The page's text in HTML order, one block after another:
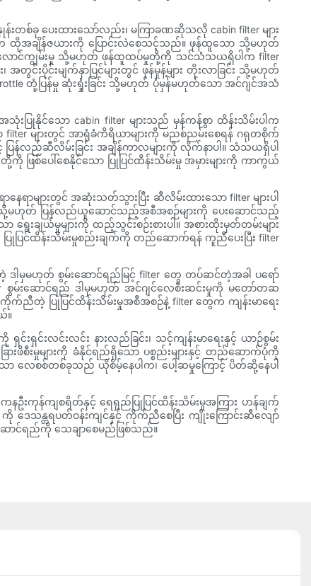
းတစ်ခု ပေးထားသော်လည်း၊ မကြာခဏဆိုသလို cabin filter များ
ထိုအချိန်ဇယားကို ပြောင်းလဲစေသင့်သည်။ ဖုန်ထူသော သို့မဟုတ်
မီးလောင်ကျွမ်းမှု သို့မဟုတ် ဖုန်ထူထပ်မှုတို့ကို သင်သံသယရှိပါက filter
အတွင်းပိုင်းမျက်နှာပြင်များတွင် ဖုန်မှုန့်များ တိုးလာခြင်း သို့မဟုတ်
throttle တုံ့ပြန်မှု ဆုံးရှုံးခြင်း သို့မဟုတ် ပုံမှန်မဟုတ်သော အင်ဂျင်အသံ
းပြုနိုင်သော cabin filter များသည် မှန်ကန်စွာ ထိန်းသိမ်းပါက
များတွင် အာရုံခံကိရိယာများကို မညစ်ညမ်းစေရန် ဂရုတစိုက်
ြန်လည်ဆီလိမ်းခြင်း အချိန်ကာလများကို လိုက်နာပါ။ သံသယရှိပါ
ဖြစ်ပေါ်စေနိုင်သော ပြုပြင်ထိန်းသိမ်းမှု အမှားများကို ကာကွယ်
ရာများတွင် အဆုံးသတ်သွားပြီး ဆီလိမ်းထားသော filter များပါ
သို့မဟုတ် ပြန်လည်ယူဆောင်သည့်အစီအစဉ်များကို ပေးဆောင်သည့်
ျယ်မှုများကို ထည့်သွင်းစဉ်းစားပါ။ အစားထိုးမှတ်တမ်းများ
ြုပြင်ထိန်းသိမ်းမှုစည်းချက်ကို တည်ဆောက်ရန် ကူညီပေးပြီး filter
ဒါမှမဟုတ် စွမ်းဆောင်ရည်မြင့် filter တွေ တပ်ဆင်တဲ့အခါ ပရော်
မ်းဆောင်ရည် ဒါမှမဟုတ် အင်ဂျင်လေစီးဆင်းမှုကို မတော်တဆ
တဲ့ ပြုပြင်ထိန်းသိမ်းမှုအစီအစဉ်နဲ့ filter တွေက ကျန်းမာရေး
။
င်းလင်းလင်း နားလည်ခြင်း၊ သင့်ကျန်းမာရေးနှင့် ယာဉ်စွမ်း
စီးမှုများကို ခံနိုင်ရည်ရှိသော ပစ္စည်းများနှင့် တည်ဆောက်ပုံကို
ာ လေစစ်တစ်ခုသည် ယိုစိမ့်နေပါက၊ ပေါ့ဆမှုကြောင့် ပိတ်ဆို့နေပါ
ဦးကုန်ကျစရိတ်နှင့် ရေရှည်ပြုပြင်ထိန်းသိမ်းမှုအကြား ဟန်ချက်
သန္တရပတ်ဝန်းကျင်နှင့် ကိုက်ညီစေပြီး ကျိုးကြောင်းဆီလျော်
ာင်ရည်ကို သေချာစေမည်ဖြစ်သည်။